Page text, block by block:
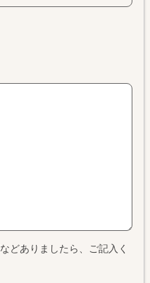
どありましたら、ご記入く